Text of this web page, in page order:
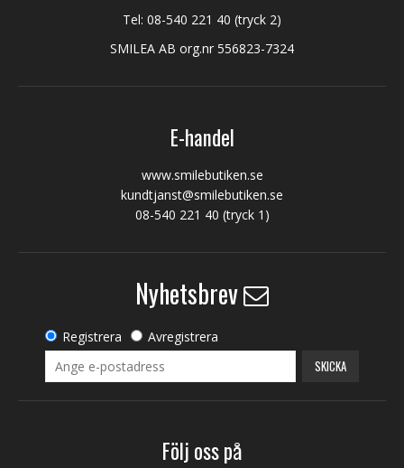
Tel: 08-540 221 40 (tryck 2)
SMILEA AB org.nr 556823-7324
E-handel
www.smilebutiken.se
kundtjanst@smilebutiken.se
08-540 221 40 (tryck 1)
Nyhetsbrev
Registrera Avregistrera
SKICKA
Följ oss på